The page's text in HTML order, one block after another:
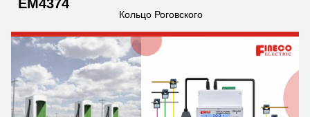
EM4374
Кольцо Роговского